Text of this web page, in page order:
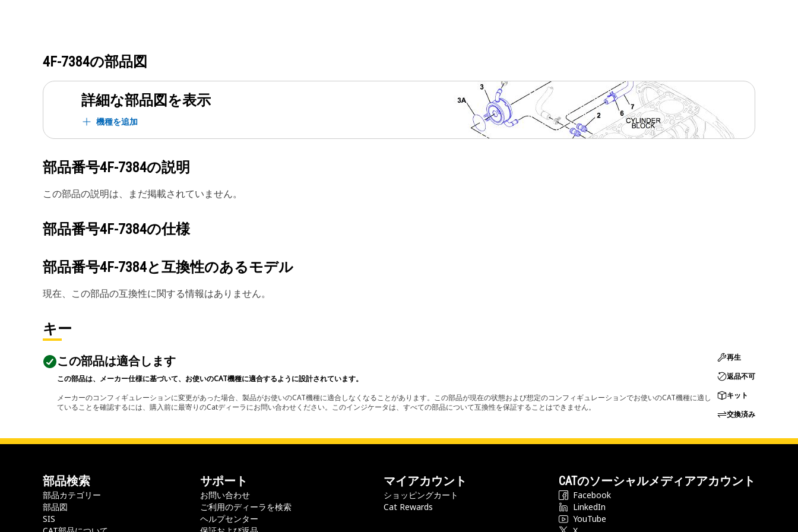
4F-7384の部品図
詳細な部品図を表示
機種を追加
部品番号4F-7384の説明
この部品の説明は、まだ掲載されていません。
部品番号4F-7384の仕様
部品番号4F-7384と互換性のあるモデル
現在、この部品の互換性に関する情報はありません。
キー
この部品は適合します
この部品は、メーカー仕様に基づいて、お使いのCAT機種に適合するように設計されています。
メーカーのコンフィギュレーションに変更があった場合、製品がお使いのCAT機種に適合しなくなることがあります。この部品が現在の状態および想定のコンフィギュレーションでお使いのCAT機種に適し
ていることを確認するには、購入前に最寄りのCatディーラにお問い合わせください。このインジケータは、すべての部品について互換性を保証することはできません。
再生
返品不可
キット
交換済み
部品検索
部品カテゴリー
部品図
SIS
サポート
お問い合わせ
ご利用のディーラを検索
ヘルプセンター
マイアカウント
ショッピングカート
Cat Rewards
CATのソーシャルメディアアカウント
Facebook
LinkedIn
YouTube